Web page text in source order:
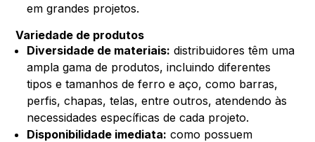
em grandes projetos.
Variedade de produtos
Diversidade de materiais: distribuidores têm uma
ampla gama de produtos, incluindo diferentes
tipos e tamanhos de ferro e aço, como barras,
perfis, chapas, telas, entre outros, atendendo às
necessidades específicas de cada projeto.
Disponibilidade imediata: como possuem